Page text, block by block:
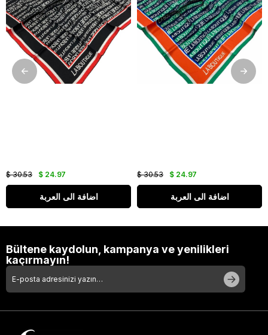
$ 24.97
$ 30.53
اضافة الى العربة
$ 24.97
$ 30.53
اضافة الى العربة
Bültene kaydolun, kampanya ve yenilikleri
kaçırmayın!